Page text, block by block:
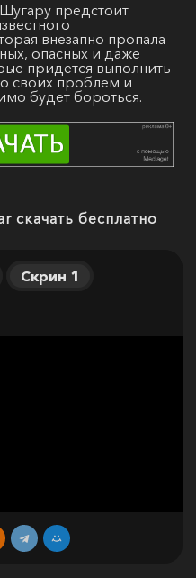
предстоит
внезапно пропала
опасных и даже
придется выполнить
своих проблем и
будет бороться.
скачать бесплатно
Скрин 1